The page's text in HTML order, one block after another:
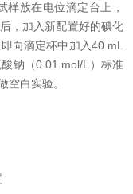
放在电位滴定台上，
，加入新配置好的碘化
向滴定杯中加入40 mL
酸钠（0.01 mol/L）标准
白实验。